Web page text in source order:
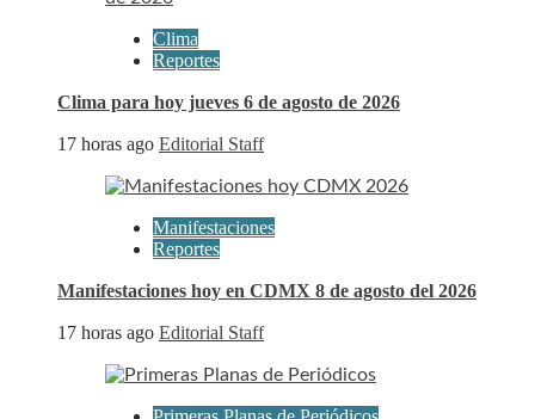
Clima
Reportes
Clima para hoy jueves 6 de agosto de 2026
17 horas ago Editorial Staff
Manifestaciones
Reportes
Manifestaciones hoy en CDMX 8 de agosto del 2026
17 horas ago Editorial Staff